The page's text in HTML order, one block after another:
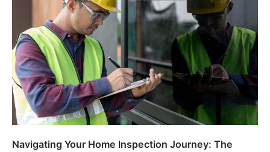
Navigating Your Home Inspection Journey: The